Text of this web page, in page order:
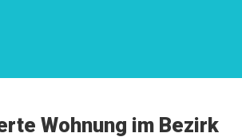
Wohnung im Bezirk